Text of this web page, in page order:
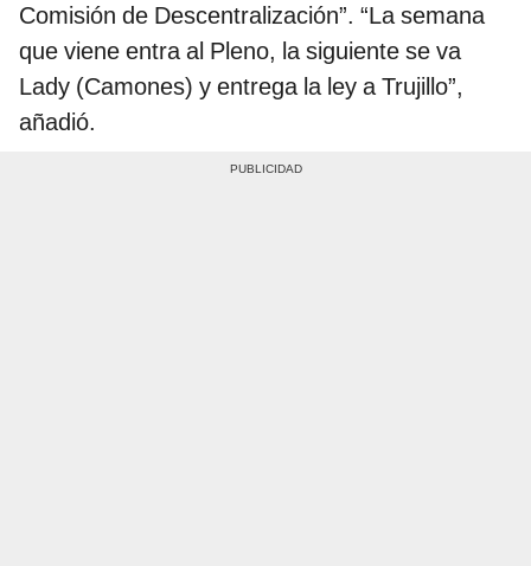
Comisión de Descentralización”. “La semana
que viene entra al Pleno, la siguiente se va
Lady (Camones) y entrega la ley a Trujillo”,
añadió.